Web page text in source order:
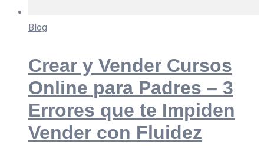
Blog
Crear y Vender Cursos
Online para Padres – 3
Errores que te Impiden
Vender con Fluidez